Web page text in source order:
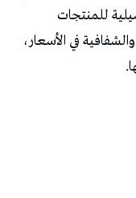
للمنتجات
في الأسعار،